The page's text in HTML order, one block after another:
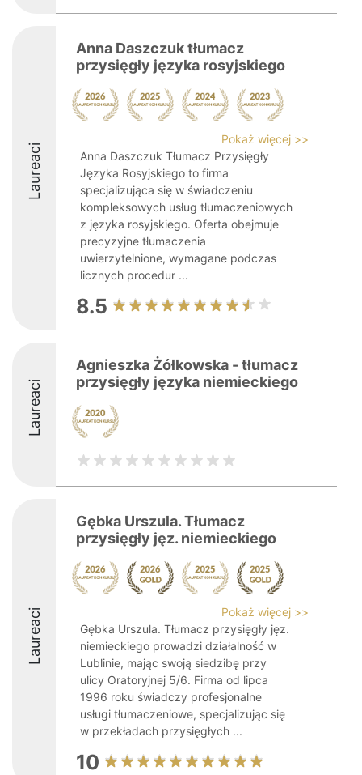
Laureaci
Anna Daszczuk tłumacz
przysięgły języka rosyjskiego
Pokaż więcej >>
Anna Daszczuk Tłumacz Przysięgły
Języka Rosyjskiego to firma
specjalizująca się w świadczeniu
kompleksowych usług tłumaczeniowych
z języka rosyjskiego. Oferta obejmuje
precyzyjne tłumaczenia
uwierzytelnione, wymagane podczas
licznych procedur ...
8.5
Laureaci
Agnieszka Żółkowska - tłumacz
przysięgły języka niemieckiego
Laureaci
Gębka Urszula. Tłumacz
przysięgły jęz. niemieckiego
Pokaż więcej >>
Gębka Urszula. Tłumacz przysięgły jęz.
niemieckiego prowadzi działalność w
Lublinie, mając swoją siedzibę przy
ulicy Oratoryjnej 5/6. Firma od lipca
1996 roku świadczy profesjonalne
usługi tłumaczeniowe, specjalizując się
w przekładach przysięgłych ...
10